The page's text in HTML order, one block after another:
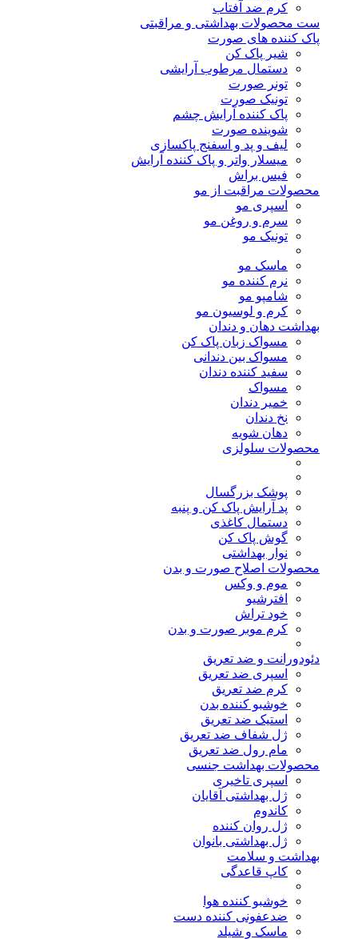
کرم ضد آفتاب
ست محصولات بهداشتی و مراقبتی
پاک کننده های صورت
شیر پاک کن
دستمال مرطوب آرایشی
تونر صورت
تونیک صورت
پاک کننده آرایش چشم
شوینده صورت
لیف و پد و اسفنج پاکسازی
میسلار واتر و پاک کننده آرایش
فیس براش
محصولات مراقبت از مو
اسپری مو
سرم و روغن مو
تونیک مو
ماسک مو
نرم کننده مو
شامپو مو
کرم و لوسیون مو
بهداشت دهان و دندان
مسواک زبان پاک کن
مسواک بین دندانی
سفید کننده دندان
مسواک
خمیر دندان
نخ دندان
دهان شویه
محصولات سلولزی
پوشک بزرگسال
پد آرایش پاک کن و پنبه
دستمال کاغذی
گوش پاک کن
نوار بهداشتی
محصولات اصلاح صورت و بدن
موم و وکس
افترشیو
خود تراش
کرم موبر صورت و بدن
دئودورانت و ضد تعریق
اسپری ضد تعریق
کرم ضد تعریق
خوشبو کننده بدن
استیک ضد تعریق
ژل شفاف ضد تعریق
مام رول ضد تعریق
محصولات بهداشت جنسی
اسپری تاخیری
ژل بهداشتی آقایان
کاندوم
ژل روان کننده
ژل بهداشتی بانوان
بهداشت و سلامت
کاپ قاعدگی
خوشبو کننده هوا
ضدعفونی کننده دست
ماسک و شیلد